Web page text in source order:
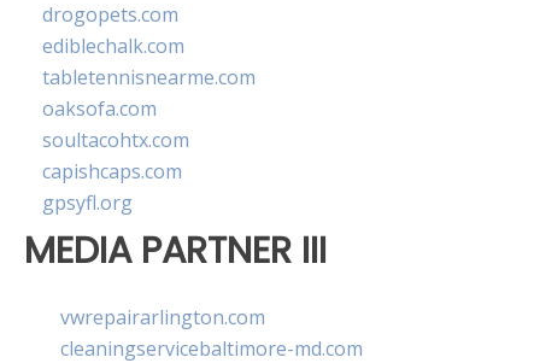
drogopets.com
ediblechalk.com
tabletennisnearme.com
oaksofa.com
soultacohtx.com
capishcaps.com
gpsyfl.org
MEDIA PARTNER III
vwrepairarlington.com
cleaningservicebaltimore-md.com